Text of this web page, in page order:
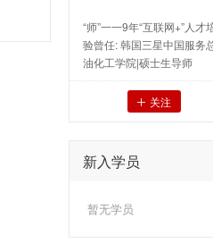
“师”一一9年“互联网+”人
验曾任: 韩国三星中国服务
油化工学院|硕士生导师
 关注
新入学员
暂无学员